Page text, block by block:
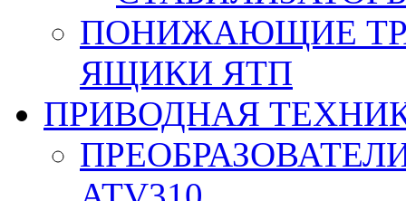
ПОНИЖАЮЩИЕ
ЯЩИКИ ЯТП
ПРИВОДНАЯ